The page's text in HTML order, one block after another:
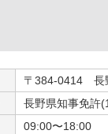
〒384-0414 長
長野県知事免許
09:00〜18:00